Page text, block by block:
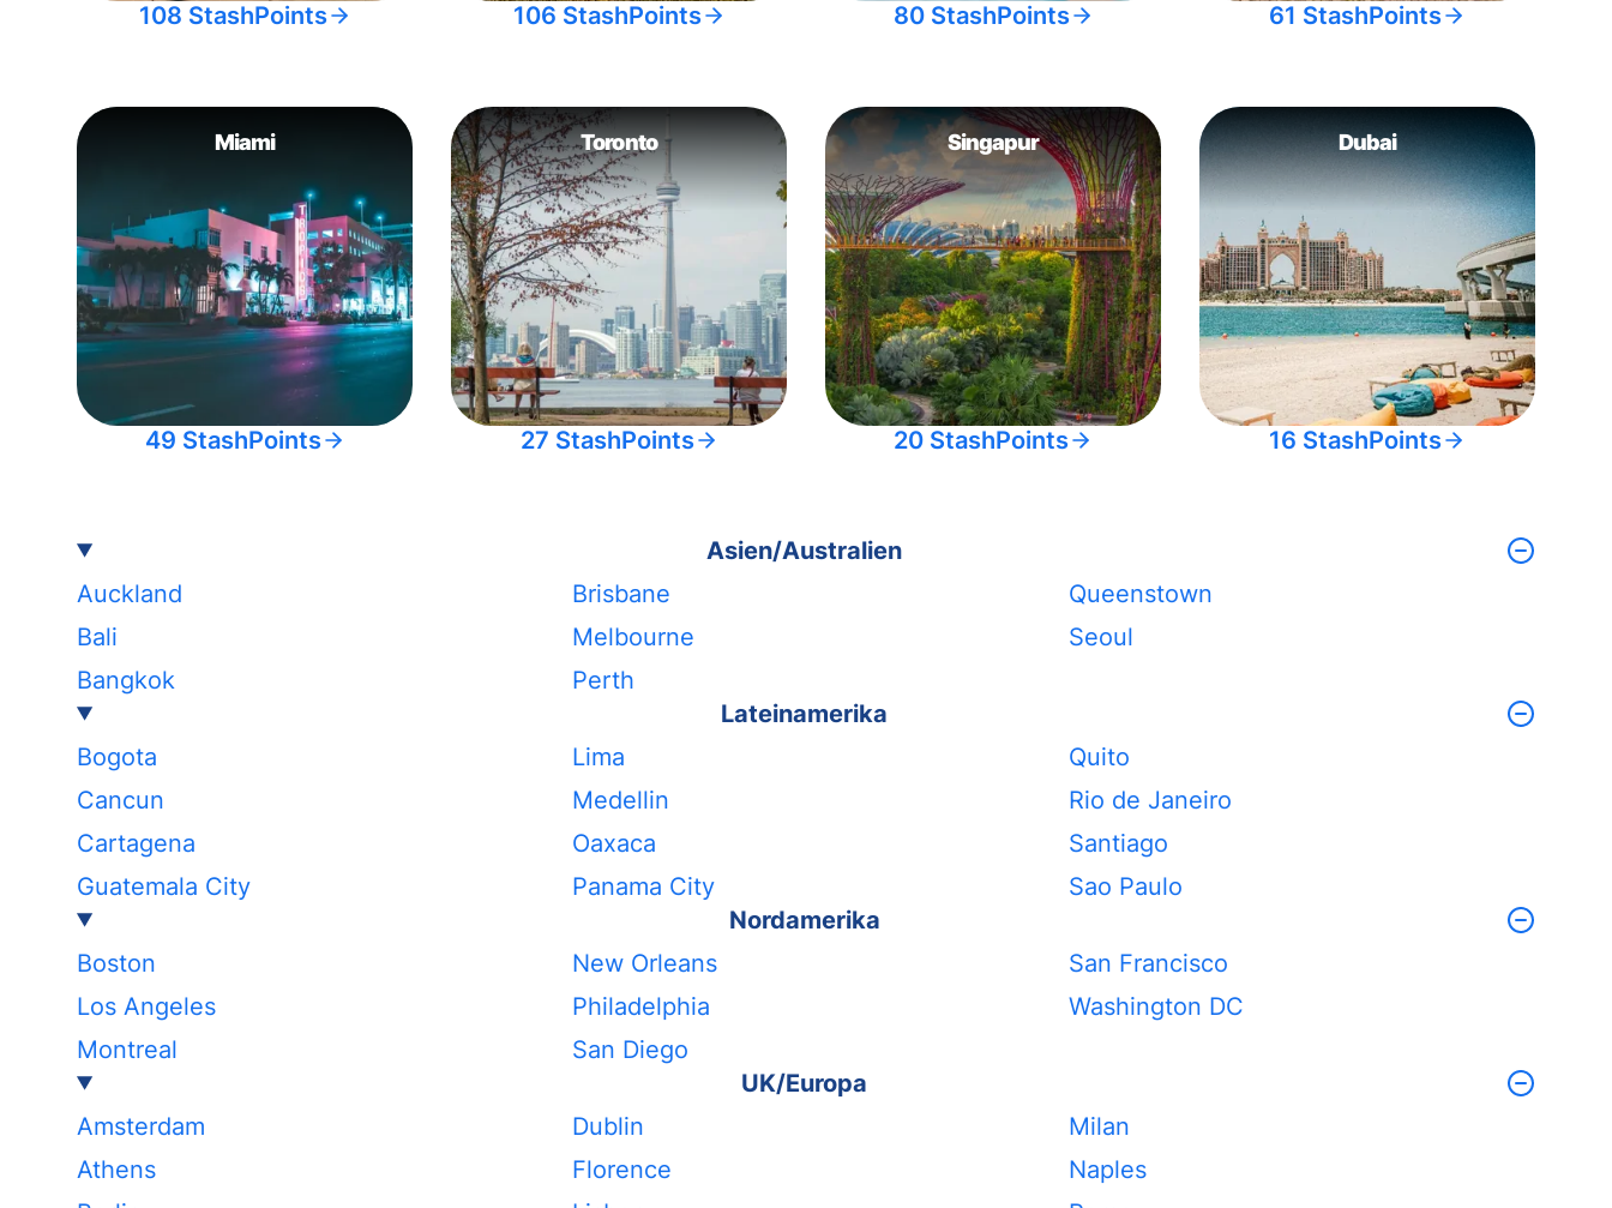
108 StashPoints 106 StashPoints 80 StashPoints 61 StashPoints
Miami
49 StashPoints
Toronto
27 StashPoints
Singapur
20 StashPoints
Dubai
16 StashPoints
Asien/Australien
Auckland
Bali
Bangkok
Brisbane
Melbourne
Perth
Queenstown
Seoul
Lateinamerika
Bogota
Cancun
Cartagena
Guatemala City
Lima
Medellin
Oaxaca
Panama City
Quito
Rio de Janeiro
Santiago
Sao Paulo
Nordamerika
Boston
Los Angeles
Montreal
New Orleans
Philadelphia
San Diego
San Francisco
Washington DC
UK/Europa
Amsterdam
Athens
Dublin
Florence
Milan
Naples